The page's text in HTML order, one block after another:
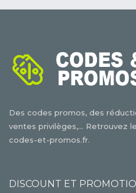
Des codes promos, des
ventes privilèges,... Retrouvez
codes-et-promos.fr.
DISCOUNT ET